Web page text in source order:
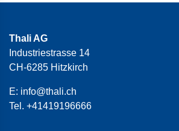
Thali AG
Industriestrasse 14
CH-6285 Hitzkirch
E: info@thali.ch
Tel. +41419196666